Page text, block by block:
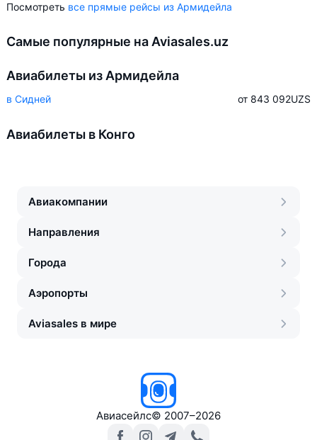
Посмотреть все прямые рейсы из Армидейла
Самые популярные на Aviasales.uz
Авиабилеты из Армидейла
в Сидней от 843 092UZS
Авиабилеты в Конго
Авиакомпании
Направления
Города
Аэропорты
Aviasales в мире
Авиасейлс© 2007–2026